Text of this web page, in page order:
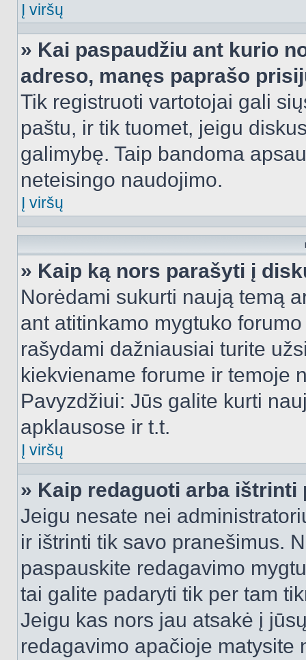
Į viršų
» Kai paspaudžiu ant kurio
adreso, manęs paprašo
Tik registruoti vartotojai gali
paštu, ir tik tuomet, jeigu
galimybę. Taip bandoma
neteisingo naudojimo.
Į viršų
» Kaip ką nors parašyti į
Norėdami sukurti naują temą
ant atitinkamo mygtuko
rašydami dažniausiai turite
kiekviename forume ir temoje
Pavyzdžiui: Jūs galite kurti
apklausose ir t.t.
Į viršų
» Kaip redaguoti arba ištrinti
Jeigu nesate nei
ir ištrinti tik savo pranešimus.
paspauskite redagavimo
tai galite padaryti tik per tam
Jeigu kas nors jau atsakė į
redagavimo apačioje matysite